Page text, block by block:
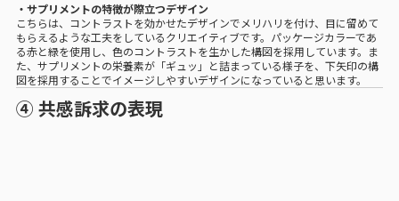
・サプリメントの特徴が際立つデザイン
こちらは、コントラストを効かせたデザインでメリハリを付け、目に留めて
もらえるような工夫をしているクリエイティブです。パッケージカラーであ
る赤と緑を使用し、色のコントラストを生かした構図を採用しています。ま
た、サプリメントの栄養素が「ギュッ」と詰まっている様子を、下矢印の構
図を採用することでイメージしやすいデザインになっていると思います。
④ 共感訴求の表現